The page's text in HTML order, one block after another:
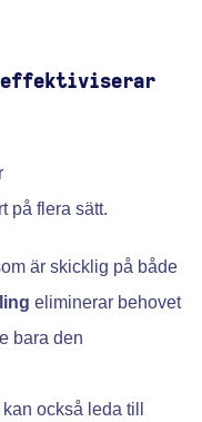
på flera sätt.
är skicklig på både
eliminerar behovet
bara den
också leda till